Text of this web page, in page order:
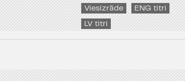
Viesizrāde ENG titri
LV titri